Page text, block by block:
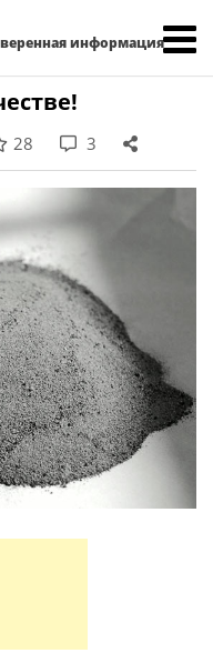
информация
28 3